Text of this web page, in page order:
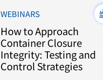
WEBINARS
How to Approach
Container Closure
Integrity: Testing and
Control Strategies